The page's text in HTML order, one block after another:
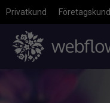
Privatkund Företagskund